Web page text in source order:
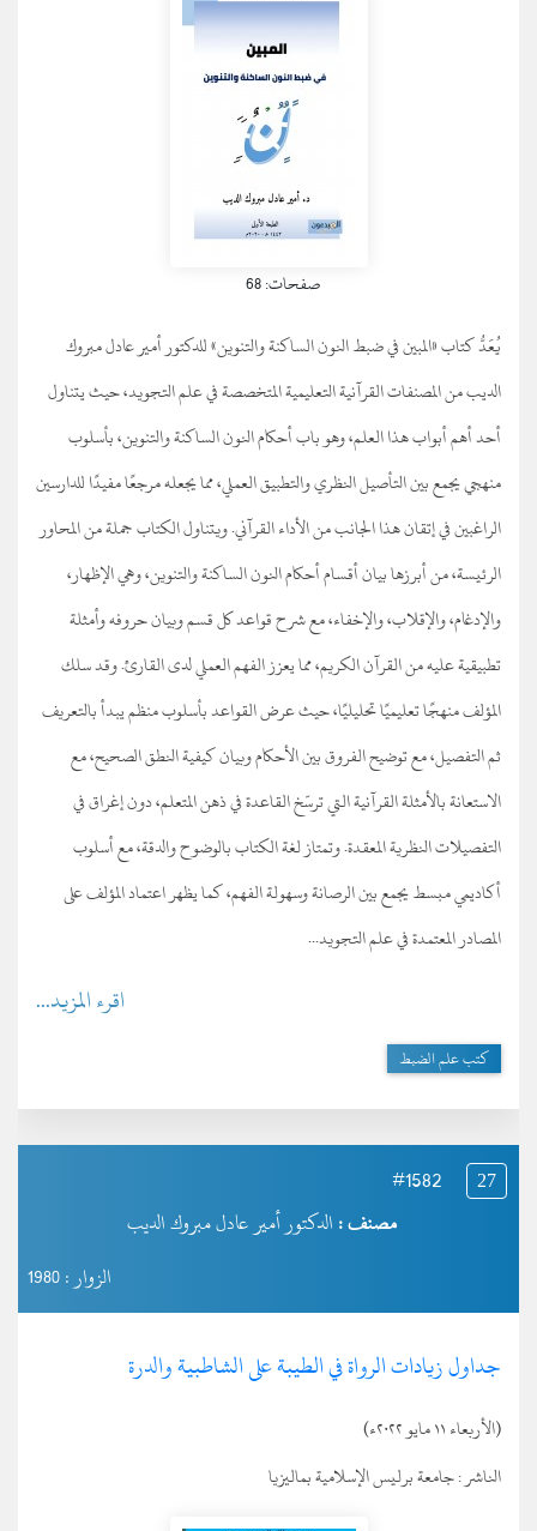
صفحات: 68
يُعَدُّ كتاب «المبين في ضبط النون الساكنة والتنوين» للدكتور أمير عادل مبروك
الديب من المصنفات القرآنية التعليمية المتخصصة في علم التجويد، حيث يتناول
أحد أهم أبواب هذا العلم، وهو باب أحكام النون الساكنة والتنوين، بأسلوب
منهجي يجمع بين التأصيل النظري والتطبيق العملي، مما يجعله مرجعًا مفيدًا للدارسين
الراغبين في إتقان هذا الجانب من الأداء القرآني. ويتناول الكتاب جملة من المحاور
الرئيسة، من أبرزها بيان أقسام أحكام النون الساكنة والتنوين، وهي الإظهار،
والإدغام، والإقلاب، والإخفاء، مع شرح قواعد كل قسم وبيان حروفه وأمثلة
تطبيقية عليه من القرآن الكريم، مما يعزز الفهم العملي لدى القارئ. وقد سلك
المؤلف منهجًا تعليميًا تحليليًا، حيث عرض القواعد بأسلوب منظم يبدأ بالتعريف
ثم التفصيل، مع توضيح الفروق بين الأحكام وبيان كيفية النطق الصحيح، مع
الاستعانة بالأمثلة القرآنية التي ترسّخ القاعدة في ذهن المتعلم، دون إغراق في
التفصيلات النظرية المعقدة. وتمتاز لغة الكتاب بالوضوح والدقة، مع أسلوب
أكاديمي مبسط يجمع بين الرصانة وسهولة الفهم، كما يظهر اعتماد المؤلف على
المصادر المعتمدة في علم التجويد...
اقرء المزيد...
كتب علم الضبط
27
#1582
مصنف : الدكتور أمير عادل مبروك الديب
الزوار : 1980
جداول زيادات الرواة في الطيبة على الشاطبية والدرة
(الأربعاء ١١ مايو ٢٠٢٢ء)
الناشر :جامعة برليس الإسلامية بماليزيا